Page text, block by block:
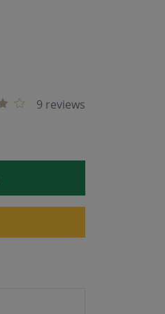
9 reviews